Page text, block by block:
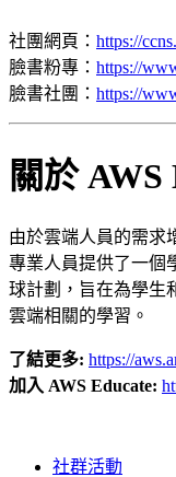
社團網頁： https://
臉書粉專： https://
臉書社團： https://
關於 AWS
由於雲端人員的需求
專業人員提供了一個
球計劃，旨在為學生
雲端相關的學習。
了結更多: https://
加入 AWS Educate:
社群活動